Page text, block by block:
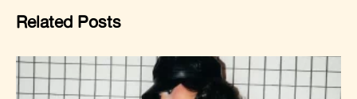
Related Posts